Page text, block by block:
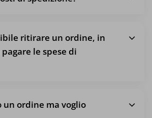
ritirare un ordine, in
le spese di
ordine ma voglio